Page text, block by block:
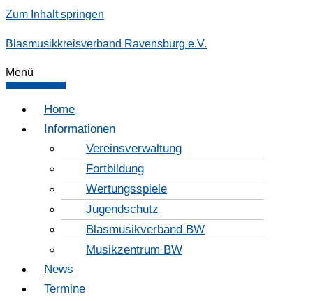
Zum Inhalt springen
Blasmusikkreisverband Ravensburg e.V.
Menü
Home
Informationen
Vereinsverwaltung
Fortbildung
Wertungsspiele
Jugendschutz
Blasmusikverband BW
Musikzentrum BW
News
Termine